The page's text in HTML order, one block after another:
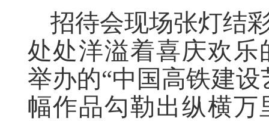
招待会现场张灯结
处处洋溢着喜庆欢
举办的“中国高铁建
幅作品勾勒出纵横